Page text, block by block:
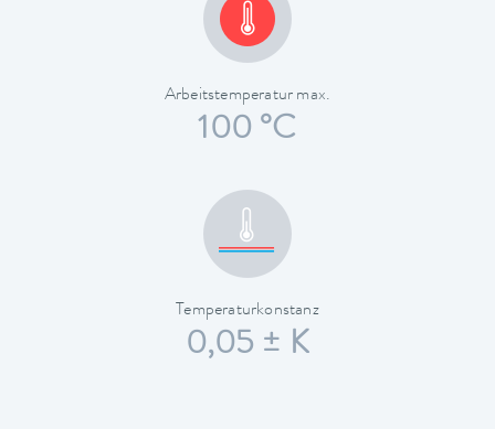
Arbeitstemperatur max.
100 °C
Temperaturkonstanz
0,05 ± K